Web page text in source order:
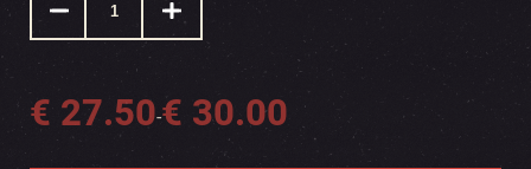
€ 27.50-€ 30.00
Prijsklasse: